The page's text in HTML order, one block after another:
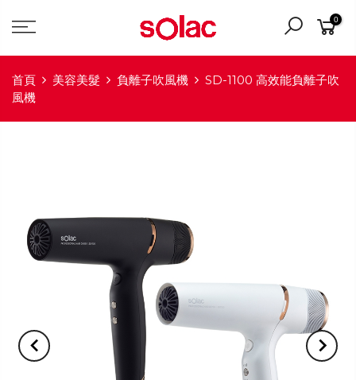
0
首頁 美容美髮 負離子吹風機
SD-1100 高效能負離子吹
風機